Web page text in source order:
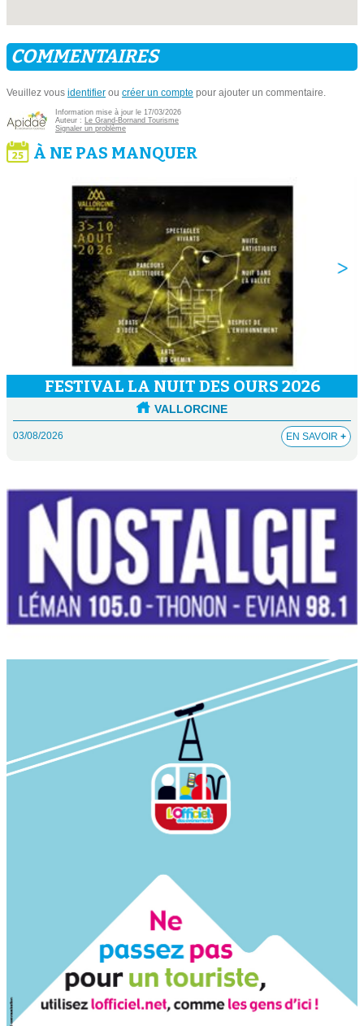
COMMENTAIRES
Veuillez vous identifier ou créer un compte pour ajouter un commentaire.
Information mise à jour le 17/03/2026
Auteur :
Le Grand-Bornand Tourisme
Signaler un problème
À NE PAS MANQUER
FESTIVAL LA NUIT DES OURS 2026
VALLORCINE
03/08/2026 EN SAVOIR +